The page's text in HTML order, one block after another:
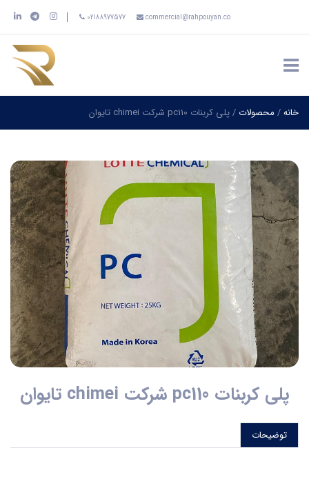
commercial@rahpouyan.co
02188977577
خانه/ محصولات /پلی کربنات pc110 شرکت chimei تایوان
پلی کربنات pc110 شرکت chimei تایوان
توضیحات